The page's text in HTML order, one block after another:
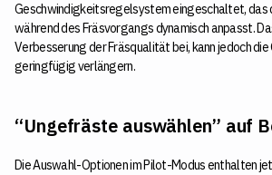
Geschwindigkeitsregelsystem eingeschaltet, das
während des Fräsvorgangs dynamisch anpasst.
Verbesserung der Fräsqualität bei, kann jedoch
geringfügig verlängern.
“Ungefräste auswählen” auf
Die Auswahl-Optionen im Pilot-Modus enthalten